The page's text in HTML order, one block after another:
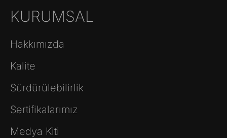
KURUMSAL
Hakkımızda
Kalite
Sürdürülebilirlik
Sertifikalarımız
Medya Kiti